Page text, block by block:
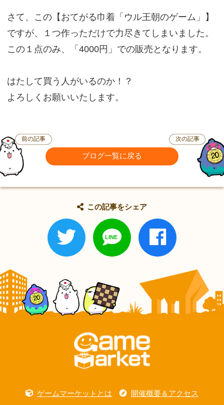
さて、この【おてがる巾着「ウル王朝のゲーム」】
ですが、１つ作っただけで力尽きてしまいました。
この１点のみ、「4000円」での販売となります。
はたして買う人がいるのか！？
よろしくお願いいたします。
前の記事
ブログ一覧に戻る
次の記事
この記事をシェア
ゲームマーケットとは 開催概要＆アクセス